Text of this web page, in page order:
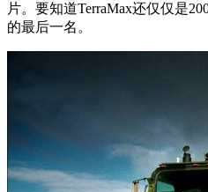
片。要知道TerraMax还仅仅是
的最后一名。